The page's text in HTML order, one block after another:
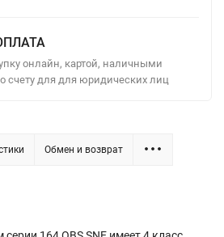
онлайн, картой, наличными
счету для для юридических лиц
Обмен и возврат